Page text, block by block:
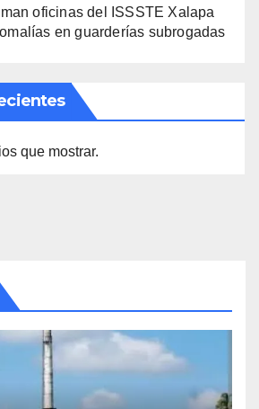
oficinas del ISSSTE Xalapa
en guarderías subrogadas
que mostrar.